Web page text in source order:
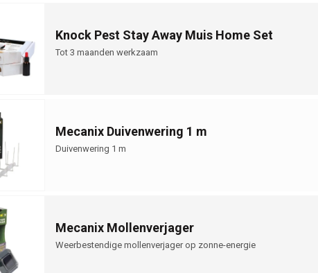
Knock Pest Stay Away Muis Home Set
Tot 3 maanden werkzaam
Mecanix Duivenwering 1 m
Duivenwering 1 m
Mecanix Mollenverjager
Weerbestendige mollenverjager op zonne-energie